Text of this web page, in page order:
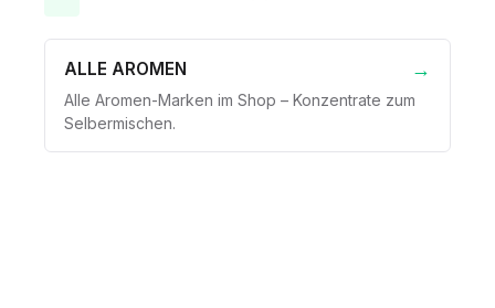
ALLE AROMEN
Alle Aromen-Marken im Shop – Konzentrate zum
Selbermischen.